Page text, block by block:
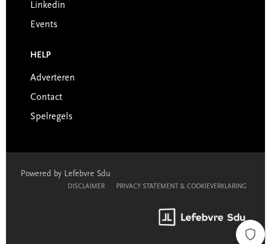
Linkedin
Events
HELP
Adverteren
Contact
Spelregels
Powered by Lefebvre Sdu
DISCLAIMER PRIVACY STATEMENT & COOKIEVERKLARING